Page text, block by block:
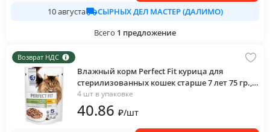
10 августа
СЫРНЫХ ДЕЛ МАСТЕР (ДАЛИМО)
Всего 1 предложение
Возврат НДС
Влажный корм Perfect Fit курица для
стерилизованных кошек старше 7 лет 75 гр.,
пауч
4 шт в упаковке
40.86 ₽/шт